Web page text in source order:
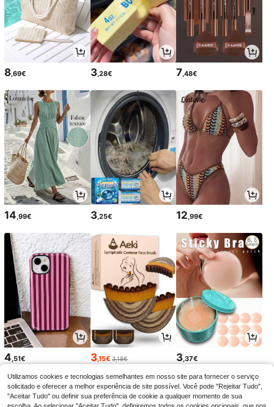
8,69€ 3,28€ 7,48€
14 ,99€ 3,25€ 12 ,99€
4 ,51€ 3,15€ 3,18€ 3 ,37€
Utilizamos cookies e tecnologias semelhantes em nosso site para fornecer o serviço
solicitado e oferecer a melhor experiência de site possível. Você pode "Rejeitar Tudo",
"Aceitar Tudo" ou definir sua preferência de cookie a qualquer momento de sua